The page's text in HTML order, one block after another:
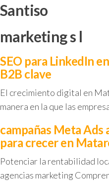
Santiso
marketing s l
SEO para LinkedIn
B2B clave
El crecimiento digital en
manera en la que las
campañas Meta Ads
para crecer en
Potenciar la rentabilidad
agencias marketing